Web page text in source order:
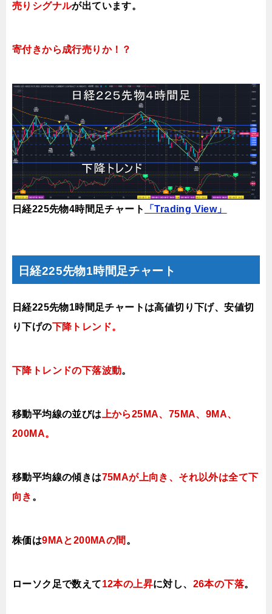
売りシグナルが出ています。
寄付きから成行売りか！？
日経225先物4時間足チャート 「Trading View」
日経225先物1時間足チャート
日経225先物1時間足チャートは高値切り下げ、安値切
り下げの下降トレンド。
下降トレンドの下落波動。
移動平均線の並びは上から25MA、75MA、9MA、
200MA。
移動平均線の傾きは75MAが上向き、それ以外は全て下
向き 。
株価は9MAと200MAの間 。
ローソク足で数えて12本の上昇に対し、 26本の下落。